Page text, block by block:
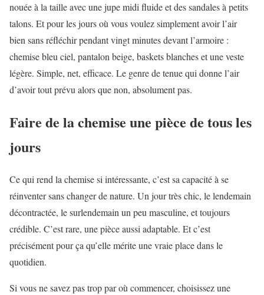
nouée à la taille avec une jupe midi fluide et des sandales à petits
talons. Et pour les jours où vous voulez simplement avoir l’air
bien sans réfléchir pendant vingt minutes devant l’armoire :
chemise bleu ciel, pantalon beige, baskets blanches et une veste
légère. Simple, net, efficace. Le genre de tenue qui donne l’air
d’avoir tout prévu alors que non, absolument pas.
Faire de la chemise une pièce de tous les
jours
Ce qui rend la chemise si intéressante, c’est sa capacité à se
réinventer sans changer de nature. Un jour très chic, le lendemain
décontractée, le surlendemain un peu masculine, et toujours
crédible. C’est rare, une pièce aussi adaptable. Et c’est
précisément pour ça qu’elle mérite une vraie place dans le
quotidien.
Si vous ne savez pas trop par où commencer, choisissez une